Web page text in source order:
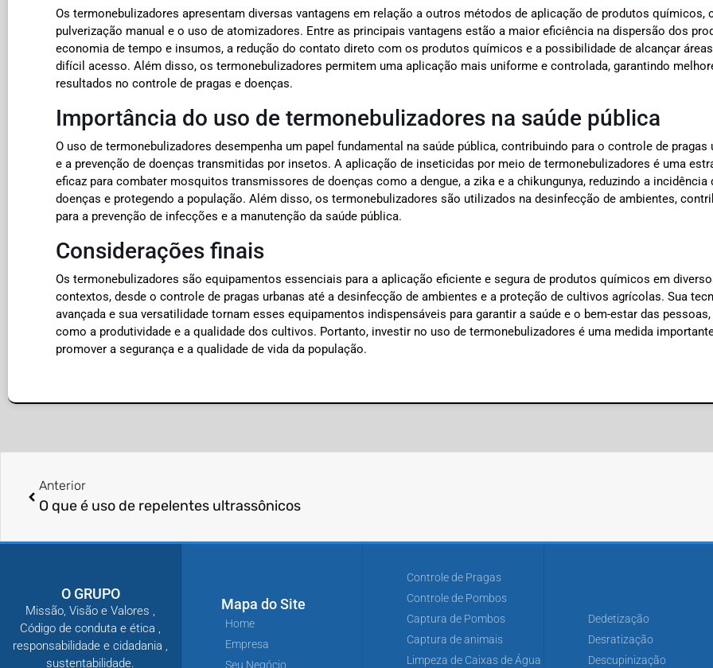
Os termonebulizadores apresentam diversas vantagens em relação a outros métodos de aplicação de produtos químicos,
pulverização manual e o uso de atomizadores. Entre as principais vantagens estão a maior eficiência na dispersão dos
economia de tempo e insumos, a redução do contato direto com os produtos químicos e a possibilidade de alcançar
difícil acesso. Além disso, os termonebulizadores permitem uma aplicação mais uniforme e controlada, garantindo
resultados no controle de pragas e doenças.
Importância do uso de termonebulizadores na saúde pública
O uso de termonebulizadores desempenha um papel fundamental na saúde pública, contribuindo para o controle de pragas
e a prevenção de doenças transmitidas por insetos. A aplicação de inseticidas por meio de termonebulizadores é uma
eficaz para combater mosquitos transmissores de doenças como a dengue, a zika e a chikungunya, reduzindo a incidência
doenças e protegendo a população. Além disso, os termonebulizadores são utilizados na desinfecção de ambientes,
para a prevenção de infecções e a manutenção da saúde pública.
Considerações finais
Os termonebulizadores são equipamentos essenciais para a aplicação eficiente e segura de produtos químicos em
contextos, desde o controle de pragas urbanas até a desinfecção de ambientes e a proteção de cultivos agrícolas. Sua
avançada e sua versatilidade tornam esses equipamentos indispensáveis para garantir a saúde e o bem-estar das
como a produtividade e a qualidade dos cultivos. Portanto, investir no uso de termonebulizadores é uma medida
promover a segurança e a qualidade de vida da população.
Anterior
O que é uso de repelentes ultrassônicos
O GRUPO
Missão, Visão e Valores ,
Código de conduta e ética ,
responsabilidade e cidadania ,
sustentabilidade.
Mapa do Site
Home
Empresa
Seu Negócio
Controle de Pragas
Controle de Pombos
Captura de Pombos
Captura de animais
Limpeza de Caixas de Água
Dedetização
Desratização
Descupinização